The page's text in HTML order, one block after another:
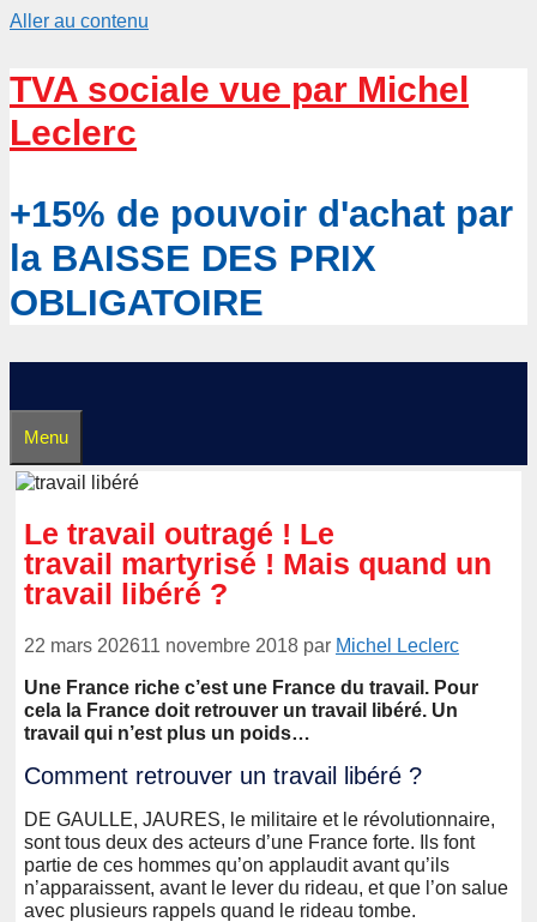
Aller au contenu
TVA sociale vue par Michel
Leclerc
+15% de pouvoir d'achat par
la BAISSE DES PRIX
OBLIGATOIRE
Menu
Le travail outragé ! Le
travail martyrisé ! Mais quand un
travail libéré ?
22 mars 202611 novembre 2018 par Michel Leclerc
Une France riche c’est une France du travail. Pour
cela la France doit retrouver un travail libéré. Un
travail qui n’est plus un poids…
Comment retrouver un travail libéré ?
DE GAULLE, JAURES, le militaire et le révolutionnaire,
sont tous deux des acteurs d’une France forte. Ils font
partie de ces hommes qu’on applaudit avant qu’ils
n’apparaissent, avant le lever du rideau, et que l’on salue
avec plusieurs rappels quand le rideau tombe.